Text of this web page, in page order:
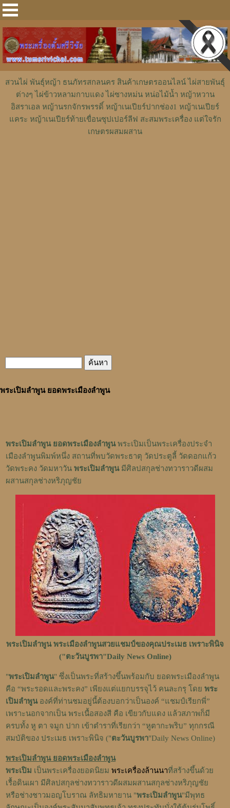
สวนไผ่ พันธุ์หญ้า ธนภัทรสกลนคร สินค้าเกษตรออนไลน์ ไผ่สายพันธุ์
ต่างๆ ไผ่ข้าวหลามกาบแดง ไผ่ซางหม่น หน่อไม้น้ำ หญ้าหวาน
อิสราเอล หญ้านรกจักรพรรดิ์ หญ้าเนเปียร์ปากช่อง1 หญ้าเนเปียร์
แคระ หญ้าเนเปียร์ท้ายเขื่อนซุปเปอร์ลีฟ สะสมพระเครื่อง แต่ใจรัก
เกษตรผสมผสาน
พระเปิมลำพูน ยอดพระเมืองลำพูน
พระเปิมลำพูน ยอดพระเมืองลำพูนพระเปิมเป็นพระเครื่องประจำ
เมืองลำพูนพิมพ์หนึ่ง สถานที่พบวัดพระธาตุ วัดประตูลี้ วัดดอกแก้ว
วัดพระคง วัดมหาวันพระเปิมลำพูนมีศิลปสกุลช่างทวาราวดีผสม
ผสานสกุลช่างหริภุญชัย
พระเปิมลำพูน พระเมืองลำพูนสวยแชมป์ของคุณประเมธ เพราะพินิจ
("ตะวันบูรพา"Daily News Online)
"พระเปิมลำพูน" ซึ่งเป็นพระที่สร้างขึ้นพร้อมกับ ยอดพระเมืองลำพูน
คือ “พระรอดและพระคง” เพียงแต่แยกบรรจุไว้ คนละกรุ โดยพระ
เปิมลำพูน องค์ที่ท่านชมอยู่นี้ต้องบอกว่าเป็นองค์ “แชมป์เรียกพี่”
เพราะนอกจากเป็น พระเนื้อสองสี คือ เขียวกับแดง แล้วสภาพก็มี
ครบทั้ง หู ตา จมูก ปาก เข้าตำราที่เรียกว่า “หูตากะพริบ” ทุกกรณี
สมบัติของ ประเมธ เพราะพินิจ ("ตะวันบูรพา"Daily News Online)
พระเปิมลำพูน ยอดพระเมืองลำพูน
พระเปิม เป็นพระเครื่องยอดนิยมพระเครื่องล้านนาที่สร้างขึ้นด้วย
เรื้อดินเผา มีศิลปสกุลช่างทวาราวดีผสมผสานสกุลช่างหริภุญชัย
หรือช่างชาวมอญโบราณ ลัทธิมหายาน "พระเปิมลำพูน"มีพุทธ